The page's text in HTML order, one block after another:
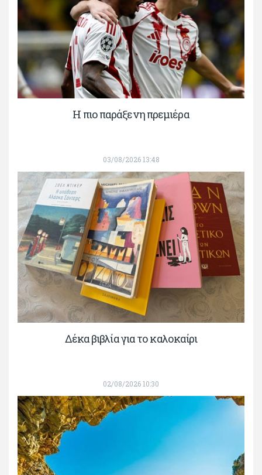
H πιο παράξενη πρεμιέρα
03/08/2026 13:48
Δέκα βιβλία για το καλοκαίρι
02/08/2026 10:30